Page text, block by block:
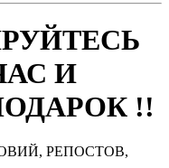
И
!!
РЕПОСТОВ,